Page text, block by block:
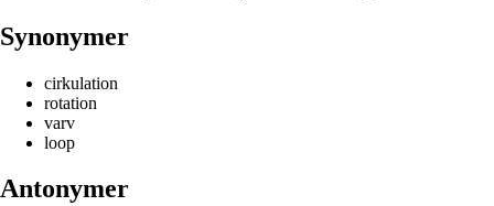
Synonymer
cirkulation
rotation
varv
loop
Antonymer